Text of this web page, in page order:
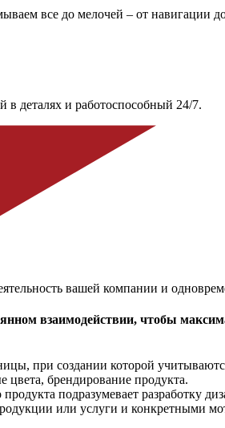
все до мелочей – от навигации
в деталях и работоспособный 24/7.
вашей компании и
взаимодействии, чтобы
при создании которой
брендирование продукта.
подразумевает разработку
или услуги и конкретными